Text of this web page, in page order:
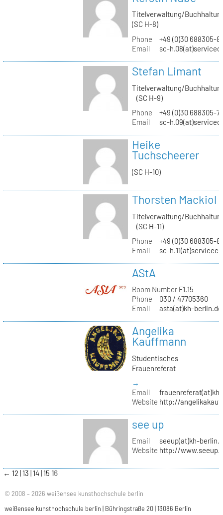
Titelverwaltung/
(SC H-8)
Phone
+49 (0)30 688305-
Email
sc-
Stefan Limant
Titelverwaltung/
(SC H-9)
Phone
+49 (0)30 688305-
Email
sc-
Heike
Tuchscheerer
(SC H-10)
Thorsten Mackiol
Titelverwaltung/
(SC H-11)
Phone
+49 (0)30 688305-
Email
sc-
AStA
Room NumberF1.15
Phone
030 / 47705360
Email
asta(at)kh-berlin.de
Angelika
Kauffmann
Studentisches
Frauenreferat
→
Email
Website http://
see up
Email
seeup(at)kh-
Website http://
← 12 13 14 15 16
© 2008 – 2026 weißensee kunsthochschule berlin
weißensee kunsthochschule berlin | Bühringstraße 20 | 13086 Berlin